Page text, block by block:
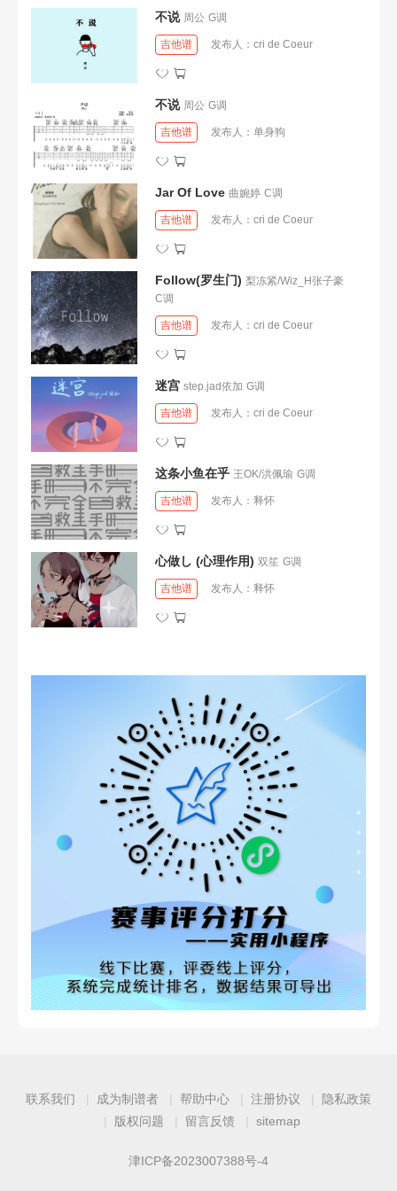
不说 周公 G调
吉他谱 发布人： cri de Coeur
不说 周公 G调
吉他谱 发布人： 单身狗
Jar Of Love 曲婉婷 C调
吉他谱 发布人： cri de Coeur
Follow(罗生门) 梨冻紧/Wiz_H张子豪
C调
吉他谱 发布人： cri de Coeur
迷宫 step.jad依加 G调
吉他谱 发布人： cri de Coeur
这条小鱼在乎 王OK/洪佩瑜 G调
吉他谱 发布人： 释怀
心做し (心理作用) 双笙 G调
吉他谱 发布人： 释怀
联系我们 成为制谱者 帮助中心 注册协议
隐私政策
版权问题
留言反馈 sitemap
津ICP备2023007388号-4